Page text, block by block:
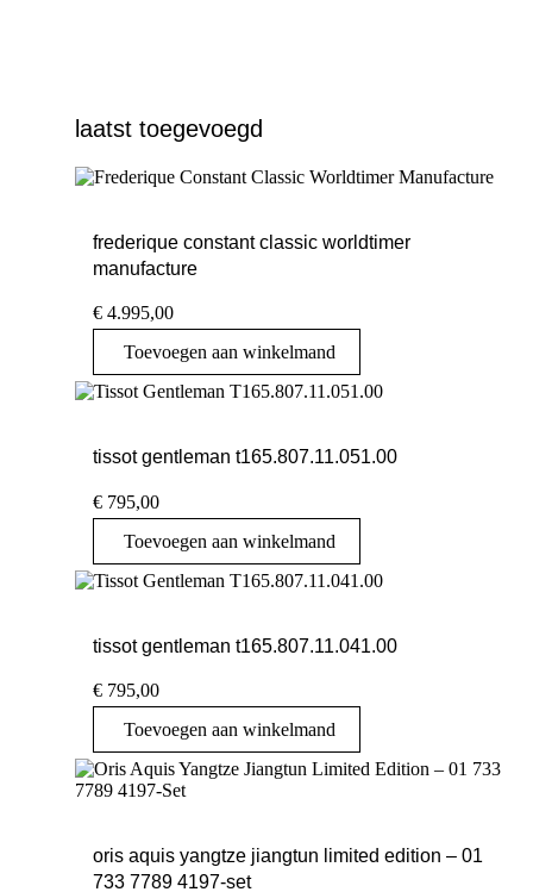
laatst toegevoegd
frederique constant classic worldtimer
manufacture
€ 4.995,00
Toevoegen aan winkelmand
tissot gentleman t165.807.11.051.00
€ 795,00
Toevoegen aan winkelmand
tissot gentleman t165.807.11.041.00
€ 795,00
Toevoegen aan winkelmand
oris aquis yangtze jiangtun limited edition – 01
733 7789 4197-set